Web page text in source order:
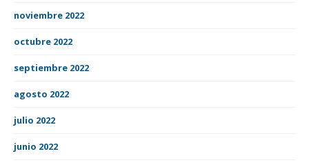
noviembre 2022
octubre 2022
septiembre 2022
agosto 2022
julio 2022
junio 2022